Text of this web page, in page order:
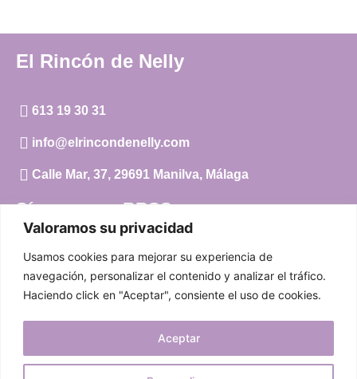
Valoramos su privacidad
Usamos cookies para mejorar su experiencia de
navegación, personalizar el contenido y analizar el tráfico.
Haciendo click en "Aceptar", consiente el uso de cookies.
Aceptar
El Rincón de Nelly
613 19 30 31
info@elrincondenelly.com
Calle Mar, 37, 29691 Manilva, Málaga
Síguenos en RRSS
Facebook